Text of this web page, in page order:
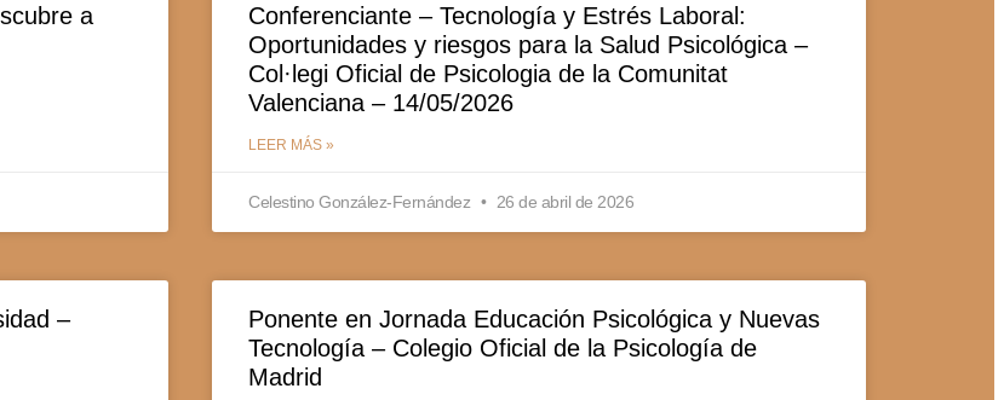
a
Conferenciante – Tecnología y Estrés Laboral:
Oportunidades y riesgos para la Salud Psicológica –
Col·legi Oficial de Psicologia de la Comunitat
Valenciana – 14/05/2026
LEER MÁS »
Celestino González-Fernández 26 de abril de 2026
–
Ponente en Jornada Educación Psicológica y Nuevas
Tecnología – Colegio Oficial de la Psicología de
Madrid